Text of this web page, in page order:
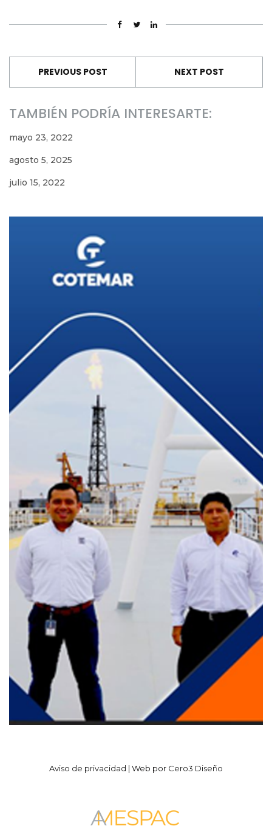
PREVIOUS POST NEXT POST
TAMBIÉN PODRÍA INTERESARTE:
mayo 23, 2022
agosto 5, 2025
julio 15, 2022
Aviso de privacidad | Web por Cero3 Diseño